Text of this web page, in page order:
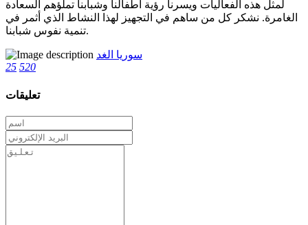
لمثل هذه الفعاليات ويسرنا رؤية أطفالنا وشبابنا تملؤهم السعادة
الغامرة. نشكر كل من ساهم في التجهيز لهذا النشاط الذي أثمر في
تنمية نفوس شبابنا.
سوريا الغد
25 520
تعليقات